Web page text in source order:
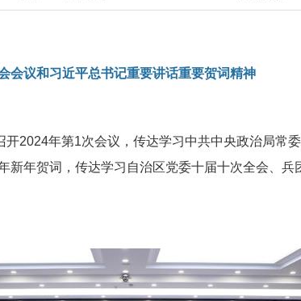
会议和习近平总书记重要讲话重要贺词精神
2024年第1次会议，传达学习中共中央政治局常
新年贺词，传达学习自治区党委十届十次全会、